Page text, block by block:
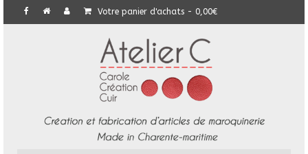
Votre panier d'achats - 0,00€